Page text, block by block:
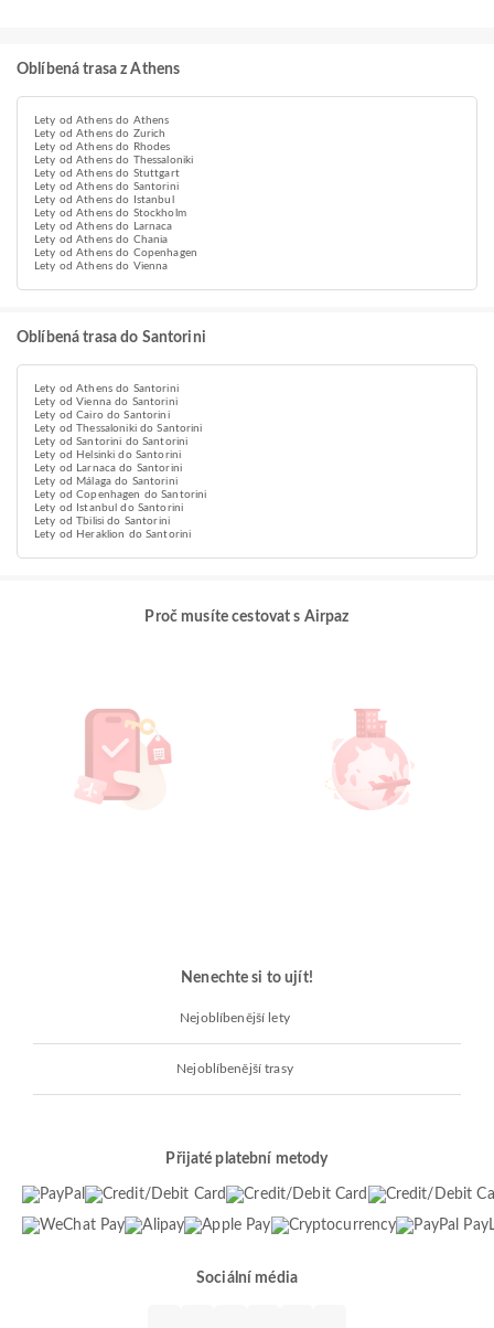
Oblíbená trasa z Athens
Lety od Athens do Athens
Lety od Athens do Zurich
Lety od Athens do Rhodes
Lety od Athens do Thessaloniki
Lety od Athens do Stuttgart
Lety od Athens do Santorini
Lety od Athens do Istanbul
Lety od Athens do Stockholm
Lety od Athens do Larnaca
Lety od Athens do Chania
Lety od Athens do Copenhagen
Lety od Athens do Vienna
Oblíbená trasa do Santorini
Lety od Athens do Santorini
Lety od Vienna do Santorini
Lety od Cairo do Santorini
Lety od Thessaloniki do Santorini
Lety od Santorini do Santorini
Lety od Helsinki do Santorini
Lety od Larnaca do Santorini
Lety od Málaga do Santorini
Lety od Copenhagen do Santorini
Lety od Istanbul do Santorini
Lety od Tbilisi do Santorini
Lety od Heraklion do Santorini
Proč musíte cestovat s Airpaz
Nenechte si to ujít!
Nejoblíbenější lety
Nejoblíbenější trasy
Přijaté platební metody
Sociální média